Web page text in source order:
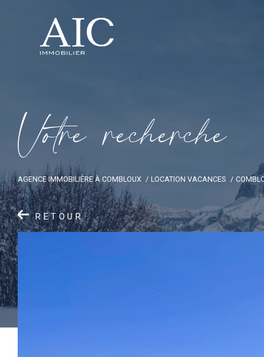
Votre recherche
AGENCE IMMOBILIÈRE À COMBLOUX LOCATION VACANCES
RETOUR